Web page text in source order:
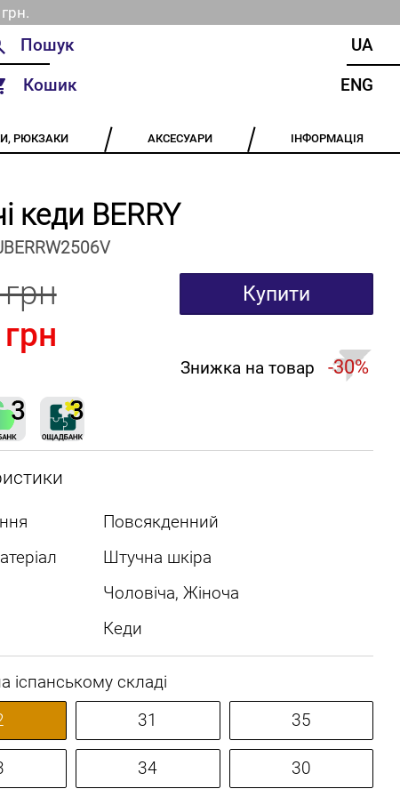
Кошик
UA
ENG
РЮКЗАКИ АКСЕСУАРИ ІНФОРМАЦІЯ
кеди BERRY
Купити
Знижка на товар -30%
Повсякденний
Штучна шкіра
Чоловіча, Жіноча
Кеди
іспанському складі
31 35
34 30